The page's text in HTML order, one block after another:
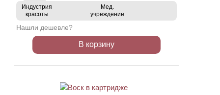
Индустрия
красоты
Мед.
учреждение
Нашли дешевле?
В корзину